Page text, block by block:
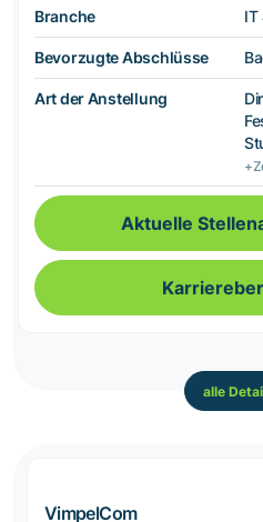
Branche IT
Bevorzugte Abschlüsse
Art der Anstellung
Aktuelle
alle
VimpelCom